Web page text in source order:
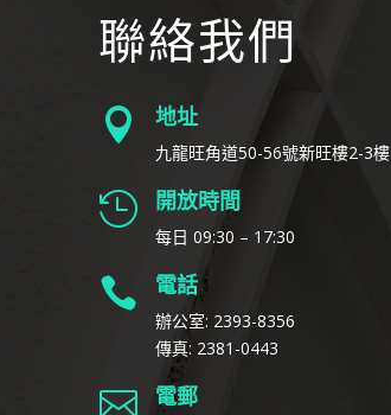
聯絡我們
 地址
九龍旺角道50-56號新旺樓2-3樓
 開放時間
每日 09:30 – 17:30
 電話
辦公室: 2393-8356
傳真: 2381-0443
 電郵